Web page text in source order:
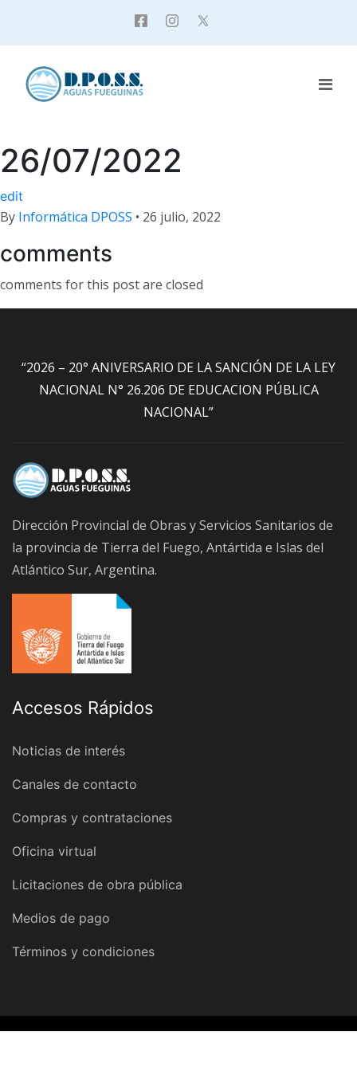
26/07/2022
edit
By Informática DPOSS • 26 julio, 2022
comments
comments for this post are closed
“2026 – 20° ANIVERSARIO DE LA SANCIÓN DE LA LEY
NACIONAL N° 26.206 DE EDUCACION PÚBLICA
NACIONAL”
Dirección Provincial de Obras y Servicios Sanitarios de
la provincia de Tierra del Fuego, Antártida e Islas del
Atlántico Sur, Argentina.
Accesos Rápidos
Noticias de interés
Canales de contacto
Compras y contrataciones
Oficina virtual
Licitaciones de obra pública
Medios de pago
Términos y condiciones